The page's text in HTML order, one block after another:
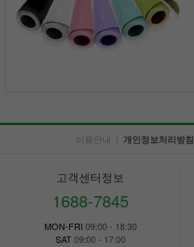
이용안내 | 개인정보처리방침
고객센터정보
1688-7845
MON-FRI 09:00 - 18:30
SAT09:00 - 17:00